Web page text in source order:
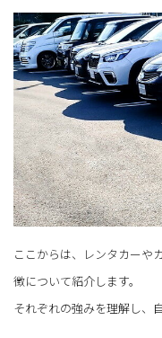
ここからは、レンタカーや
徴について紹介します。
それぞれの強みを理解し、